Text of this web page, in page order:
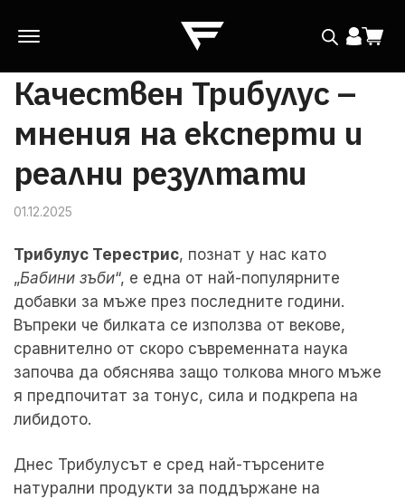
Skip
navigation
Skip
content
Качествен Трибулус –
мнения на експерти и
реални резултати
01.12.2025
Трибулус Терестрис, познат у нас като
„Бабини зъби“, е една от най-популярните
добавки за мъже през последните години.
Въпреки че билката се използва от векове,
сравнително от скоро съвременната наука
започва да обяснява защо толкова много мъже
я предпочитат за тонус, сила и подкрепа на
либидото.
Днес Трибулусът е сред най-търсените
натурални продукти за поддържане на